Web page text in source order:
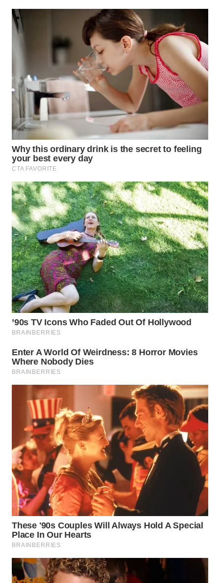
TANGERANG
WN
BINJAI
WN
CIREBON
WN
INDRAMAYU
WN
KUNINGAN
WN
MAJALENGKA
WN
SUBANG
WN
SUKABUMI
WN
WN
TIMUR
WN
SEMARANG
WN
SOLO
WN
BOROBUDUR
WN
MADURA
WN
SURABAYA